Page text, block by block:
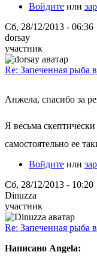
Войдите или
Сб, 28/12/2013 - 06:36
dorsay
участник
Re: Запеченная рыба
Анжела, спасибо за
Я весьма
самостоятельно ее
Войдите или
Сб, 28/12/2013 - 10:20
Dinuzza
участник
Re: Запеченная рыба
Написано Angela: